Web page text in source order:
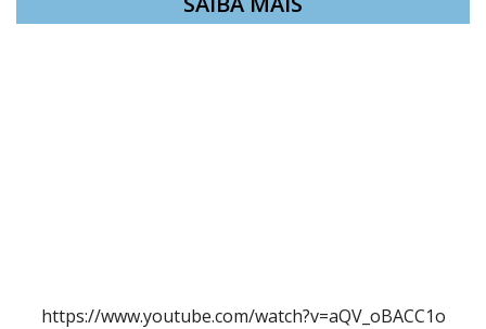
https://www.youtube.com/watch?v=aQV_oBACC1o